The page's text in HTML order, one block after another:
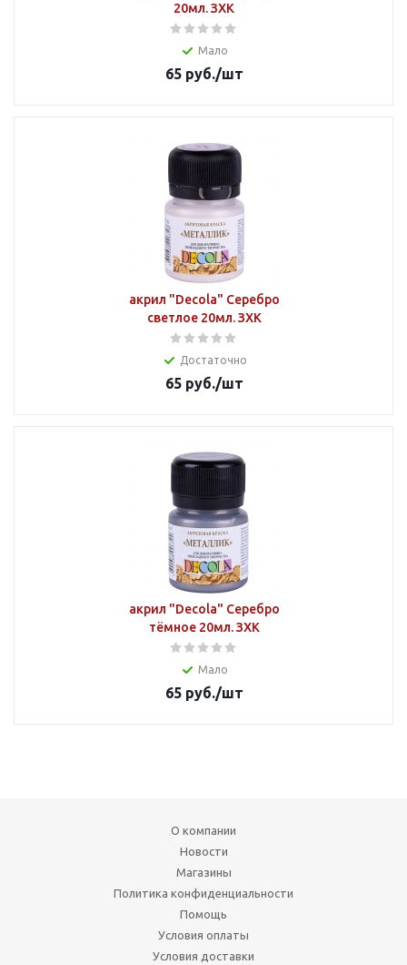
20мл. ЗХК
Мало
65руб./шт
акрил "Decola" Серебро
светлое 20мл. ЗХК
Достаточно
65руб./шт
акрил "Decola" Серебро
тёмное 20мл. ЗХК
Мало
65руб./шт
О компании
Новости
Магазины
Политика конфиденциальности
Помощь
Условия оплаты
Условия доставки